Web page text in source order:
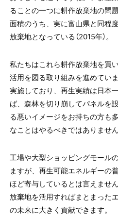
ることの一つに耕作放棄地の問
面積のうち、実に富山県と同程
放棄地となっている（2015年）。
私たちはこれら耕作放棄地を買
活用を図る取り組みを進めてい
実施しており、再生実績は日本
ば、森林を切り崩してパネルを
る悪いイメージをお持ちの方も
なことはやるべきではありません
工場や大型ショッピングモール
ますが、再生可能エネルギーの
ほど寄与しているとは言えませ
放棄地を活用すればまとまった
の未来に大きく貢献できます。